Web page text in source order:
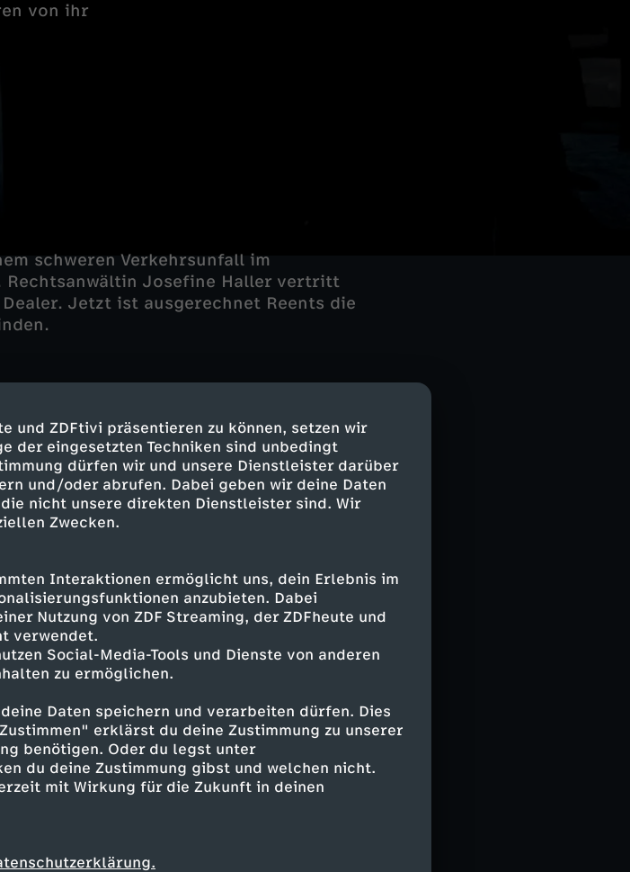
und ZDFtivi präsentieren zu können, setzen wir
der eingesetzten Techniken sind unbedingt
dürfen wir und unsere Dienstleister darüber
und/oder abrufen. Dabei geben wir deine Daten
nicht unsere direkten Dienstleister sind. Wir
Zwecken.
Interaktionen ermöglicht uns, dein Erlebnis im
anzubieten. Dabei
Nutzung von ZDF Streaming, der ZDFheute und
verwendet.
Social-Media-Tools und Dienste von anderen
zu ermöglichen.
Daten speichern und verarbeiten dürfen. Dies
erklärst du deine Zustimmung zu unserer
benötigen. Oder du legst unter
du deine Zustimmung gibst und welchen nicht.
mit Wirkung für die Zukunft in deinen
von ihr
schweren Verkehrsunfall im
Rechtsanwältin Josefine Haller vertritt
Jetzt ist ausgerechnet Reents die
nach Hallers Tochter Josefine zum
aus kriminellen Aktivitäten um
und sein Team alle Mittel, um den Ort
gefangen gehalten wird.